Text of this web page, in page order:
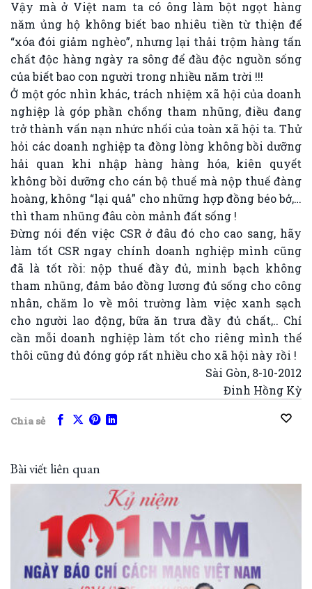
Vậy mà ở Việt nam ta có ông làm bột ngọt hàng
năm ủng hộ không biết bao nhiêu tiền từ thiện để
“xóa đói giảm nghèo”, nhưng lại thải trộm hàng tấn
chất độc hàng ngày ra sông để đầu độc nguồn sống
của biết bao con người trong nhiều năm trời !!!
Ở một góc nhìn khác, trách nhiệm xã hội của doanh
nghiệp là góp phần chống tham nhũng, điều đang
trở thành vấn nạn nhức nhối của toàn xã hội ta. Thử
hỏi các doanh nghiệp ta đồng lòng không bồi dưỡng
hải quan khi nhập hàng hàng hóa, kiên quyết
không bồi dưỡng cho cán bộ thuế mà nộp thuế đàng
hoàng, không “lại quả” cho những hợp đồng béo bở,…
thì tham nhũng đâu còn mảnh đất sống !
Đừng nói đến việc CSR ở đâu đó cho cao sang, hãy
làm tốt CSR ngay chính doanh nghiệp mình cũng
đã là tốt rồi: nộp thuế đầy đủ, minh bạch không
tham nhũng, đảm bảo đồng lương đủ sống cho công
nhân, chăm lo về môi trường làm việc xanh sạch
cho người lao động, bữa ăn trưa đầy đủ chất,.. Chỉ
cần mỗi doanh nghiệp làm tốt cho riêng mình thế
thôi cũng đủ đóng góp rất nhiều cho xã hội này rồi !
Sài Gòn, 8-10-2012
Đinh Hồng Kỳ
Chia sẻ
Bài viết liên quan